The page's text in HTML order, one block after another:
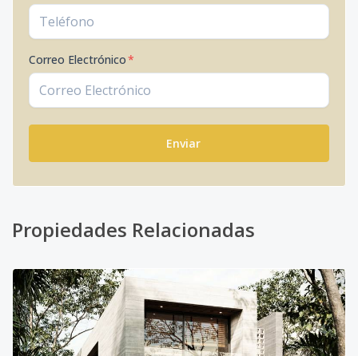
Correo Electrónico*
Enviar
Propiedades Relacionadas